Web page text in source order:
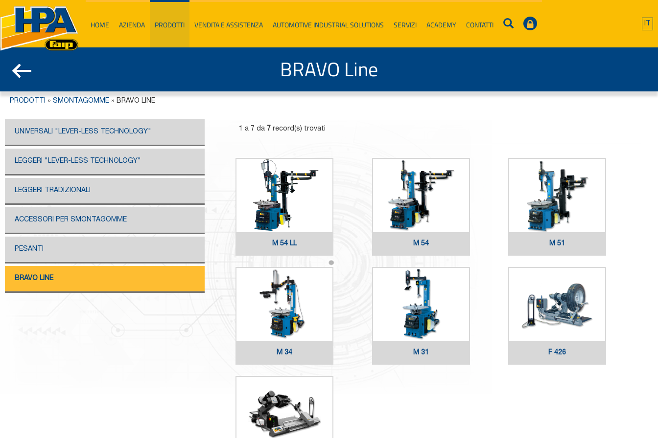
IT
HOME AZIENDA PRODOTTI VENDITA E ASSISTENZA AUTOMOTIVE INDUSTRIAL SOLUTIONS SERVIZI ACADEMY CONTATTI
BRAVO Line
PRODOTTI » SMONTAGOMME » BRAVO LINE
UNIVERSALI "LEVER-LESS TECHNOLOGY"
LEGGERI "LEVER-LESS TECHNOLOGY"
LEGGERI TRADIZIONALI
ACCESSORI PER SMONTAGOMME
PESANTI
BRAVO LINE
1 a 7 da 7 record(s) trovati
M 54 LL M 54 M 51
M 34 M 31 F 426